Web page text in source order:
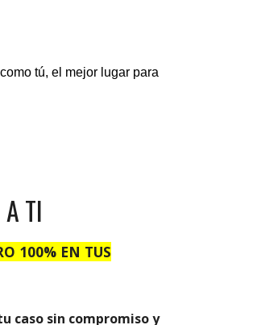
tú, el mejor lugar para
TI
100% EN TUS
caso sin compromiso y